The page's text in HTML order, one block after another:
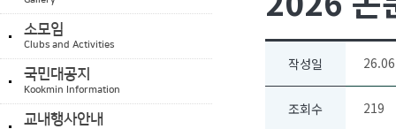
소모임
Clubs and Activities
국민대공지
Kookmin Information
교내행사안내
작성일
조회수 219